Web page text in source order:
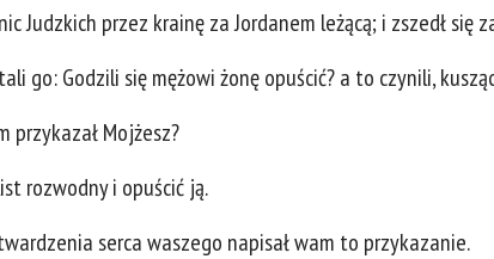
Judzkich przez krainę za Jordanem leżącą; i zszedł się
go: Godzili się mężowi żonę opuścić? a to czynili,
przykazał Mojżesz?
rozwodny i opuścić ją.
serca waszego napisał wam to przykazanie.